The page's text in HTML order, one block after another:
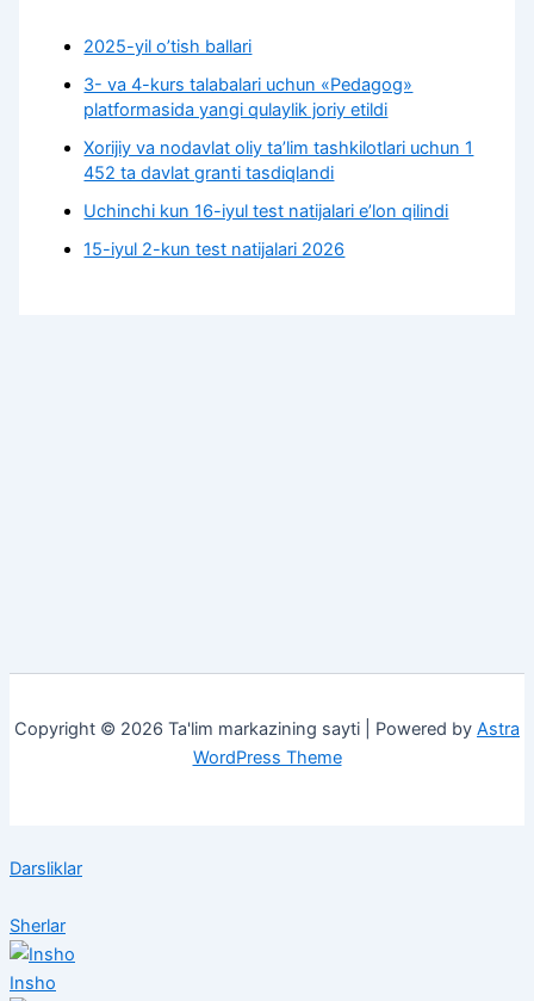
2025-yil o’tish ballari
3- va 4-kurs talabalari uchun «Pedagog»
platformasida yangi qulaylik joriy etildi
Xorijiy va nodavlat oliy taʼlim tashkilotlari uchun 1
452 ta davlat granti tasdiqlandi
Uchinchi kun 16-iyul test natijalari e’lon qilindi
15-iyul 2-kun test natijalari 2026
Copyright © 2026 Ta'lim markazining sayti | Powered by Astra
WordPress Theme
Darsliklar
Sherlar
Insho